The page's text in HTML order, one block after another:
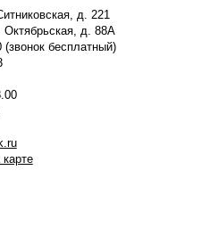
д. 221
Октябрьская, д. 88А
(звонок бесплатный)